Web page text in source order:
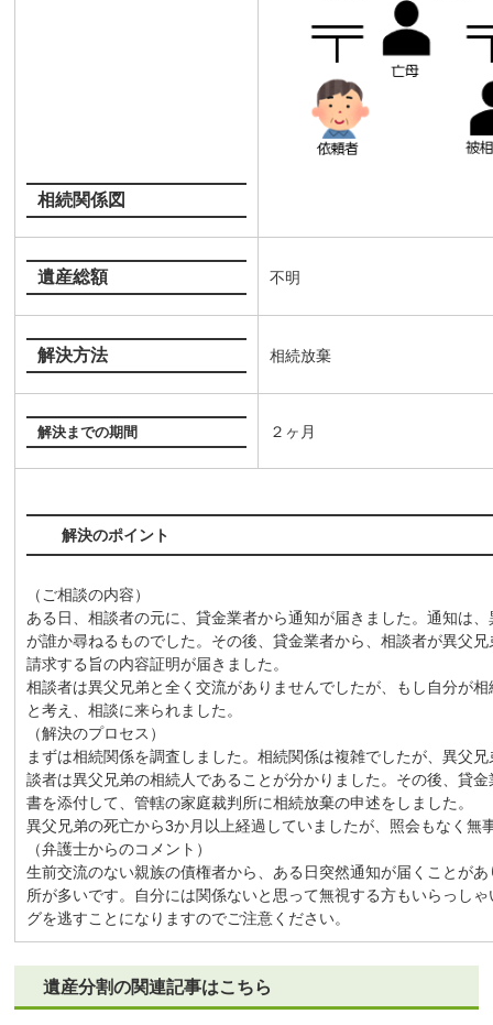
相続関係図
遺産総額 不明
解決方法 相続放棄
解決までの期間 ２ヶ月
解決のポイント
（ご相談の内容）
ある日、相談者の元に、貸金業者から通知が届きました。通知は
が誰か尋ねるものでした。その後、貸金業者から、相談者が異父
請求する旨の内容証明が届きました。
相談者は異父兄弟と全く交流がありませんでしたが、もし自分が
と考え、相談に来られました。
（解決のプロセス）
まずは相続関係を調査しました。相続関係は複雑でしたが、異父
談者は異父兄弟の相続人であることが分かりました。その後、貸
書を添付して、管轄の家庭裁判所に相続放棄の申述をしました。
異父兄弟の死亡から3か月以上経過していましたが、照会もなく無
（弁護士からのコメント）
生前交流のない親族の債権者から、ある日突然通知が届くことが
所が多いです。自分には関係ないと思って無視する方もいらっし
グを逃すことになりますのでご注意ください。
遺産分割の関連記事はこちら